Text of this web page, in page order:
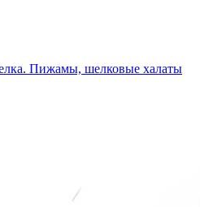
Пижамы, шелковые халаты